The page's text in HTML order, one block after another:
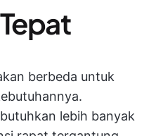
berbeda untuk
lebih banyak